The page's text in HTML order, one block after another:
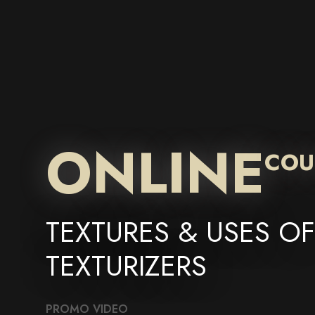
ONLINE
TEXTURES & USES OF
TEXTURIZERS
PROMO VIDEO